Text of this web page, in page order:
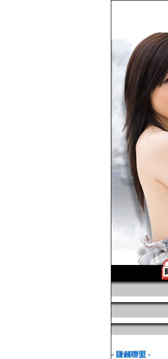
- 賺錢聯盟 -